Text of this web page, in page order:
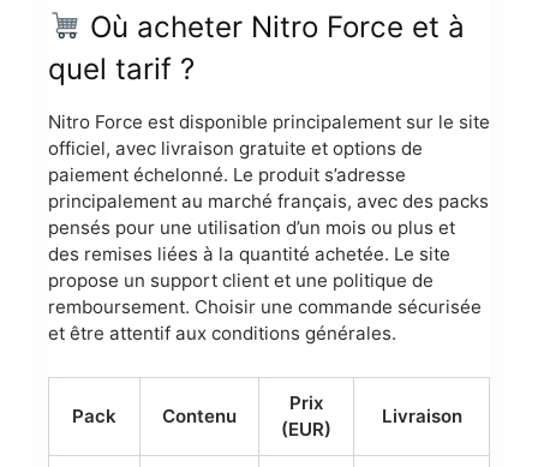
Où acheter Nitro Force et à
quel tarif ?
Nitro Force est disponible principalement sur le site
officiel, avec livraison gratuite et options de
paiement échelonné. Le produit s’adresse
principalement au marché français, avec des packs
pensés pour une utilisation d’un mois ou plus et
des remises liées à la quantité achetée. Le site
propose un support client et une politique de
remboursement. Choisir une commande sécurisée
et être attentif aux conditions générales.
Pack Contenu
Prix
(EUR)
Livraison